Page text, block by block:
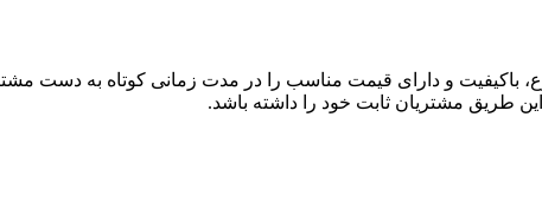
باکیفیت و دارای قیمت مناسب را در مدت زمانی کوتاه به دست
طریق مشتریان ثابت خود را داشته باشد.